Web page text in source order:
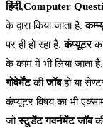
हिंदी,Computer
के द्वारा किया जाता है.
पर ही हो रहा है.कंप्यूटर
के काम में भी लिया जाता
गोवेर्मेंटकीजॉबहो या
कंप्यूटर विषय का भी
जोस्टूडेंट गवर्नमेंट जॉब